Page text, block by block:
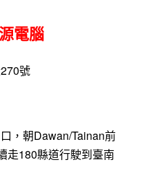
電腦
號
，朝Dawan/Tainan前
180縣道行駛到臺南